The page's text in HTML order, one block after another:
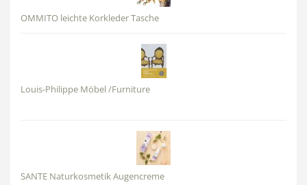
OMMITO leichte Korkleder Tasche
Louis-Philippe Möbel /Furniture
SANTE Naturkosmetik Augencreme